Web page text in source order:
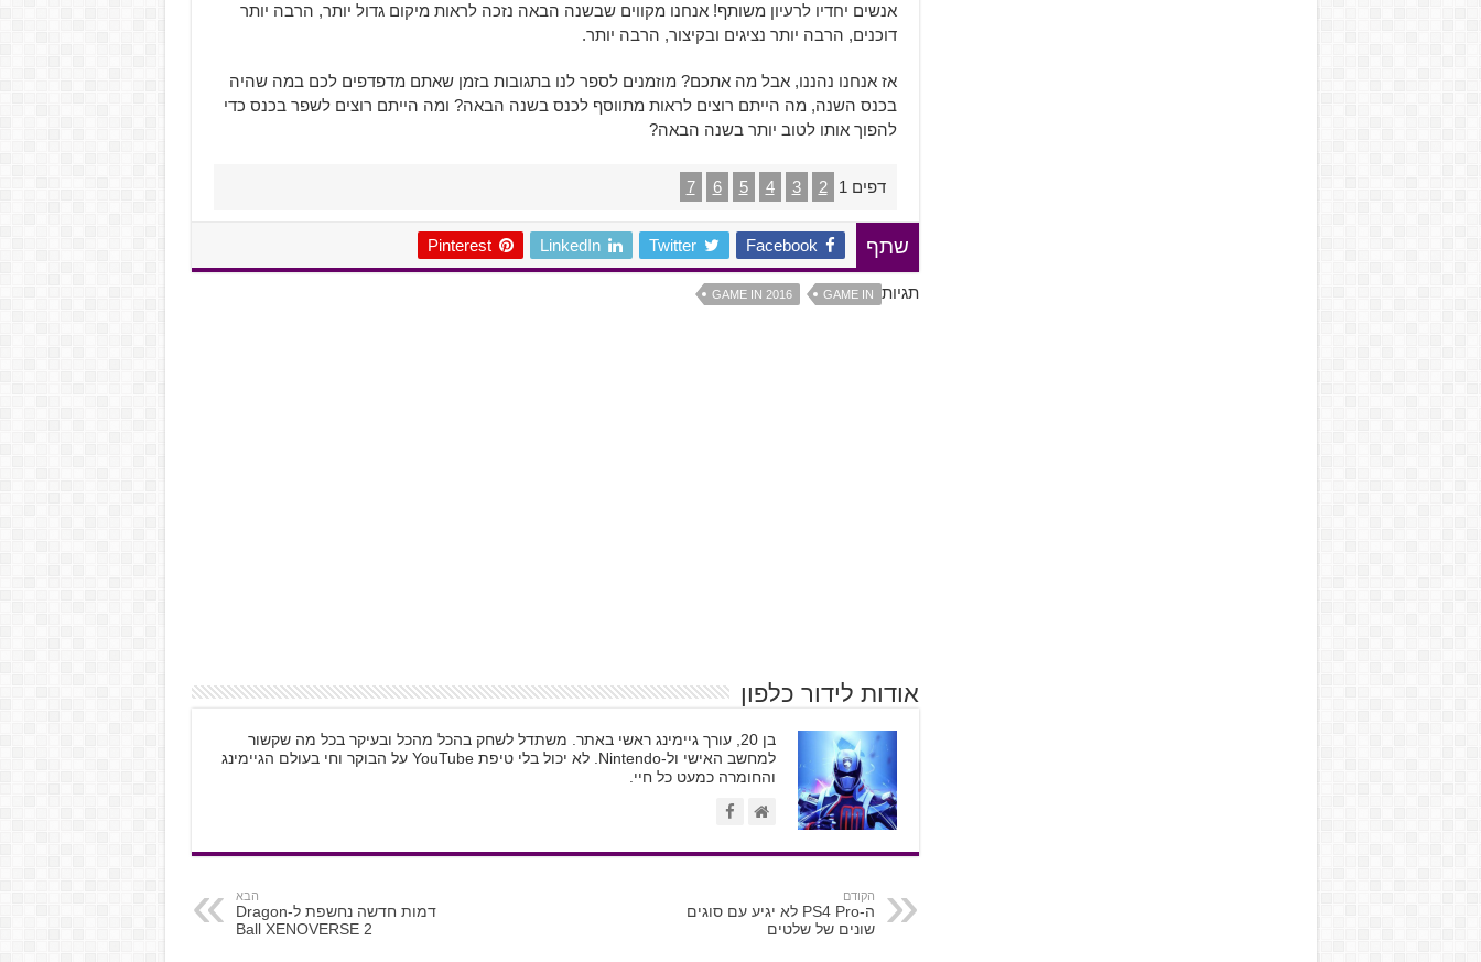
אנשים יחדיו לרעיון משותף! אנחנו מקווים שבשנה הבאה נזכה לראות מיקום גדול יותר, הרבה יותר
דוכנים, הרבה יותר נציגים ובקיצור, הרבה יותר.
אז אנחנו נהננו, אבל מה אתכם? מוזמנים לספר לנו בתגובות בזמן שאתם מדפדפים לכם במה שהיה
בכנס השנה, מה הייתם רוצים לראות מתווסף לכנס בשנה הבאה? ומה הייתם רוצים לשפר בכנס כדי
להפוך אותו לטוב יותר בשנה הבאה?
דפים 1
2
3
4
5
6
7
שתף Facebook
Twitter
LinkedIn
Pinterest
תגיות GAME IN
GAME IN 2016
אודות לידור כלפון
בן 20, עורך גיימינג ראשי באתר. משתדל לשחק בהכל מהכל ובעיקר בכל מה שקשור
למחשב האישי ול-Nintendo. לא יכול בלי טיפת YouTube על הבוקר וחי בעולם הגיימינג
והחומרה כמעט כל חיי.
הקודם
ה-PS4 Pro לא יגיע עם סוגים
שונים של שלטים
הבא
דמות חדשה נחשפת ל-Dragon
Ball XENOVERSE 2